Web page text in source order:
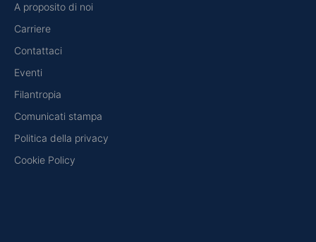
A proposito di noi
Carriere
Contattaci
Eventi
Filantropia
Comunicati stampa
Politica della privacy
Cookie Policy